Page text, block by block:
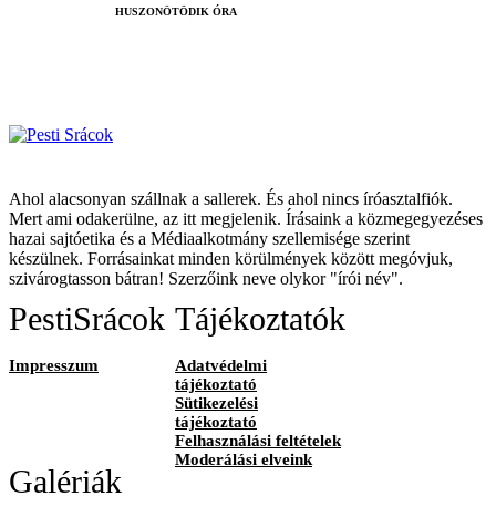
HUSZONÖTÖDIK ÓRA
Ahol alacsonyan szállnak a sallerek. És ahol nincs íróasztalfiók.
Mert ami odakerülne, az itt megjelenik. Írásaink a közmegegyezéses
hazai sajtóetika és a Médiaalkotmány szellemisége szerint
készülnek. Forrásainkat minden körülmények között megóvjuk,
szivárogtasson bátran! Szerzőink neve olykor "írói név".
PestiSrácok
Impresszum
Tájékoztatók
Adatvédelmi
tájékoztató
Sütikezelési
tájékoztató
Felhasználási feltételek
Moderálási elveink
Galériák